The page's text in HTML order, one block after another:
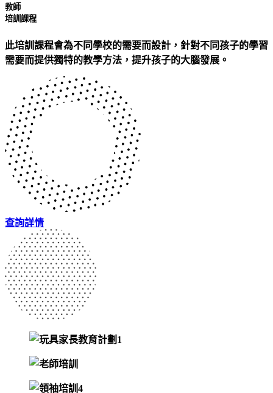
教師
培訓課程
此培訓課程會為不同學校的需要而設計，針對不同孩子的學習
需要而提供獨特的教學方法，提升孩子的大腦發展。
查詢詳情